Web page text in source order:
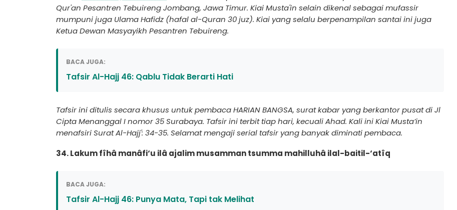
Qur'an Pesantren Tebuireng Jombang, Jawa Timur. Kiai Musta'in selain dikenal sebagai mufassir
mumpuni juga Ulama Hafidz (hafal al-Quran 30 juz). Kiai yang selalu berpenampilan santai ini juga
Ketua Dewan Masyayikh Pesantren Tebuireng.
BACA JUGA:
Tafsir Al-Hajj 46: Qablu Tidak Berarti Hati
Tafsir ini ditulis secara khusus untuk pembaca HARIAN BANGSA, surat kabar yang berkantor pusat di Jl
Cipta Menanggal I nomor 35 Surabaya. Tafsir ini terbit tiap hari, kecuali Ahad. Kali ini Kiai Musta’in
menafsiri Surat Al-Hajj': 34-35. Selamat mengaji serial tafsir yang banyak diminati pembaca.
34. Lakum fîhâ manâfi‘u ilâ ajalim musamman tsumma mahilluhâ ilal-baitil-‘atîq
BACA JUGA:
Tafsir Al-Hajj 46: Punya Mata, Tapi tak Melihat